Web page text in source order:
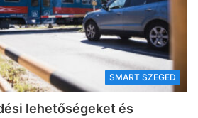
SMART SZEGED
lehetőségeket és